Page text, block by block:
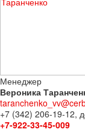
Менеджер
Вероника
+7 (342) 206-19-12,
+7-922-33-45-009